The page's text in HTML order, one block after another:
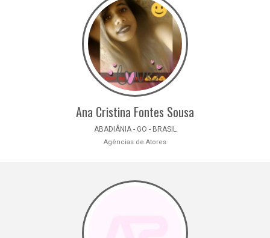
Ana Cristina Fontes Sousa
ABADIÂNIA - GO - BRASIL
Agências de Atores